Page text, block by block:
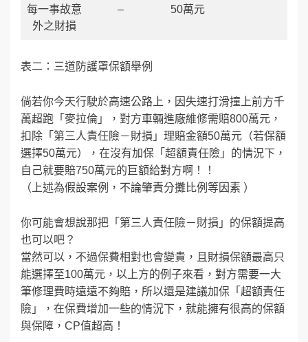
每一事故意
外之財損
– 50萬元
表二：三道防護罩保額舉例
倘若你今天行駛於高速公路上，因失速打滑撞上前方千
萬超跑「麥拉倫」，對方車輛進廠維修需賠800萬元，
扣除「第三人責任險－財損」理賠金額50萬元（若保額
選擇50萬元），在沒有加保「超額責任險」的情況下，
自己就要賠750萬元的巨額給對方啊！！
（上述為假設案例，不論肇責分攤比例等因素 ）
你可能會想說那把「第三人責任險－財損」的保額提高
也可以吧？
當然可以，不過保費相對也會變貴，且財損保額最高只
能選擇至100萬元，以上方的例子來看，對方需要一大
筆修理費時遠遠不夠賠，所以還是建議加保「超額責任
險」，在保費增加一些的情況下，就能擁有很高的保額
與保障，CP值超高！